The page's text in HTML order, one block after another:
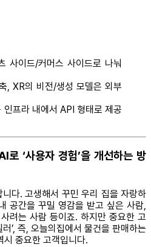
사이드/커머스 사이드로 나눠
, XR의 비전/생성 모델은 외부
인프라 내에서 API 형태로 제공
‘사용자 경험’을 개선하는 방
다. 고생해서 꾸민 우리 집을 자랑하
공간을 꾸밀 영감을 받고 싶은 사람,
려는 사람 등이죠. 하지만 중요한 고
’, 즉, 오늘의집에서 물건을 판매하는
시 중요한 고객입니다.